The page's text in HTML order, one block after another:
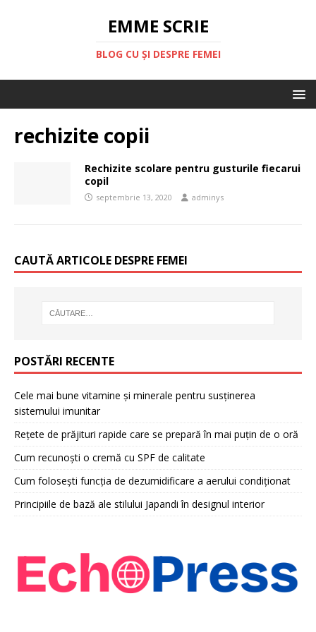
EMME SCRIE
BLOG CU ȘI DESPRE FEMEI
rechizite copii
Rechizite scolare pentru gusturile fiecarui
copil
septembrie 13, 2020 adminys
CAUTĂ ARTICOLE DESPRE FEMEI
POSTĂRI RECENTE
Cele mai bune vitamine și minerale pentru susținerea
sistemului imunitar
Rețete de prăjituri rapide care se prepară în mai puțin de o oră
Cum recunoști o cremă cu SPF de calitate
Cum folosești funcția de dezumidificare a aerului condiționat
Principiile de bază ale stilului Japandi în designul interior